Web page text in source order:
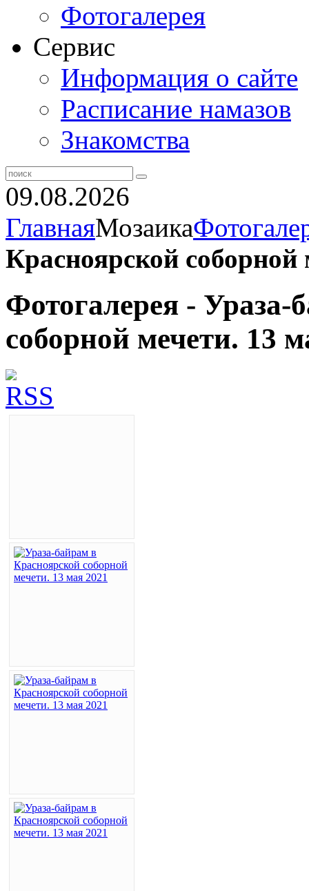
Фотогалерея
Сервис
Информация о сайте
Расписание намазов
Знакомства
09.08.2026
ГлавнаяМозаика
Красноярской соборной
Фотогалерея - Ураза-
соборной мечети. 13